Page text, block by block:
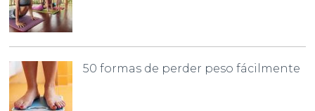
50 formas de perder peso fácilmente